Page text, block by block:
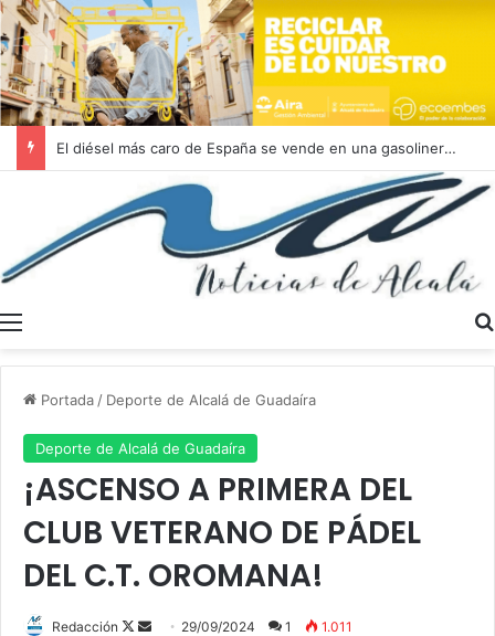
La Aemet sube hoy jueves 6 de agosto el aviso amarillo en la Campiña sevillana con temperaturas que llegarán hasta los 39 grados en las horas centrales del día
Portada / Deporte de Alcalá de Guadaíra
Deporte de Alcalá de Guadaíra
¡ASCENSO A PRIMERA DEL
CLUB VETERANO DE PÁDEL
DEL C.T. OROMANA!
Redacción
F
29/09/2024 1 1.011